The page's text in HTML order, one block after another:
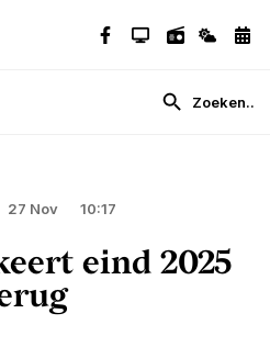
27 Nov 10:17
eind 2025